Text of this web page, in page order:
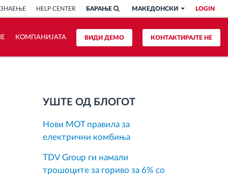
LOGIN
МАКЕДОНСКИ
БАРАЊЕ
ЗНАЕЊЕ HELP CENTER
КОНТАКТИРАЈТЕ НЕ
ВИДИ ДЕМО
КОМПАНИЈАТА
УШТЕ ОД БЛОГОТ
Нови MOT правила за
електрични комбиња
TDV Group ги намали
трошоците за гориво за 6% со